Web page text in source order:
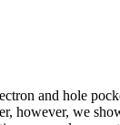
and hole
however, we